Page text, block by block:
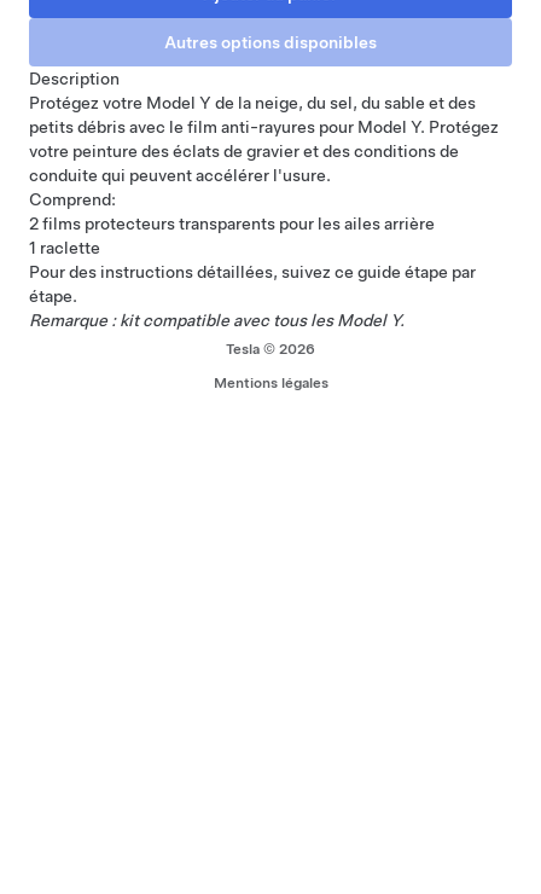
Description
Protégez votre Model Y de la neige, du sel, du sable et des
petits débris avec le film anti-rayures pour Model Y. Protégez
votre peinture des éclats de gravier et des conditions de
conduite qui peuvent accélérer l'usure.
Comprend:
2 films protecteurs transparents pour les ailes arrière
1 raclette
Pour des instructions détaillées, suivez ce guide étape par
étape.
Remarque : kit compatible avec tous les Model Y.
Tesla © 2026
Mentions légales